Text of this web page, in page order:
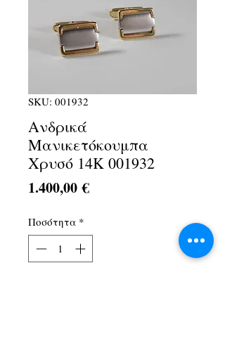
SKU: 001932
Ανδρικά
Μανικετόκουμπα
Χρυσό 14Κ 001932
1.400,00 €Τιμή
Ποσότητα *